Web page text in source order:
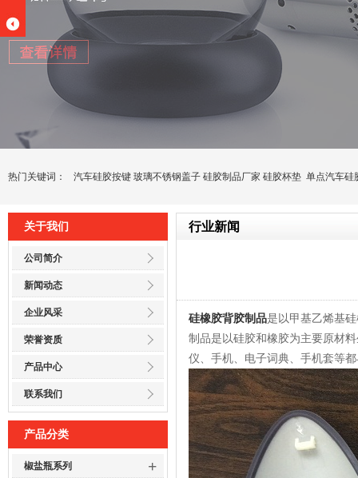
热门关键词： 汽车硅胶按键 玻璃不锈钢盖子 硅胶制品厂家 硅胶杯垫 单点汽车硅
关于我们
公司简介
新闻动态
企业风采
荣誉资质
产品中心
联系我们
产品分类
椒盐瓶系列 +
行业新闻
硅橡胶背胶制品是以甲基乙烯基
制品是以硅胶和橡胶为主要原材
仪、手机、电子词典、手机套等